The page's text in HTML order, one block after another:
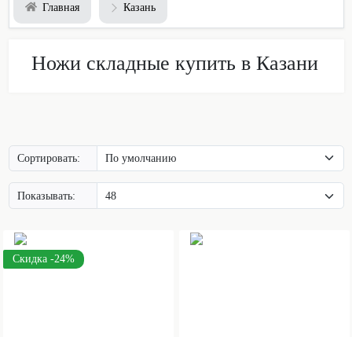
Главная Казань
Ножи складные купить в Казани
Сортировать:
Показывать:
Скидка -24%